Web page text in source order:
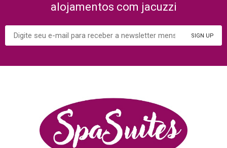
alojamentos com jacuzzi